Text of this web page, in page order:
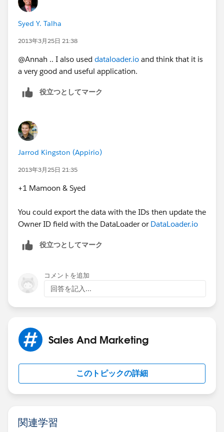
also able to lookup the User by Name instead.
I really don't mean for this to be any sort of ad for this
clients for whom I work and they have all really liked
using it.
Cheers,
Annah Nelson-Feeney
opfocus.com/blog
@opfocusinc
Syed Y. Talha
2013年3月25日 21:38
@Annah .. I also used dataloader.io and think that it is
a very good and useful application.
役立つとしてマーク
Jarrod Kingston (Appirio)
2013年3月25日 21:35
+1 Mamoon & Syed
You could export the data with the IDs then update the
Owner ID field with the DataLoader or DataLoader.io
役立つとしてマーク
コメントを追加
回答を記入...
Sales And Marketing
このトピックの詳細
関連学習